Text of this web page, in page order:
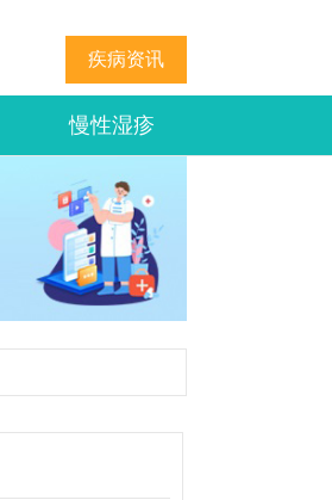
疾病资讯
慢性湿疹